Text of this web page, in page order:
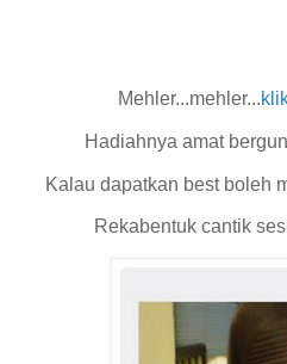
Mehler...mehler...
Hadiahnya amat
Kalau dapatkan best boleh
Rekabentuk cantik